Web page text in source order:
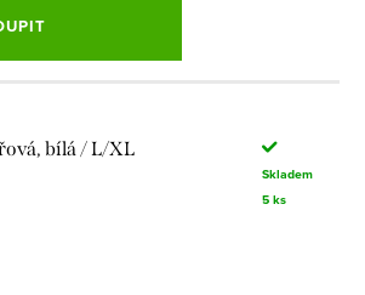
bílá / L/XL
Skladem
5 ks